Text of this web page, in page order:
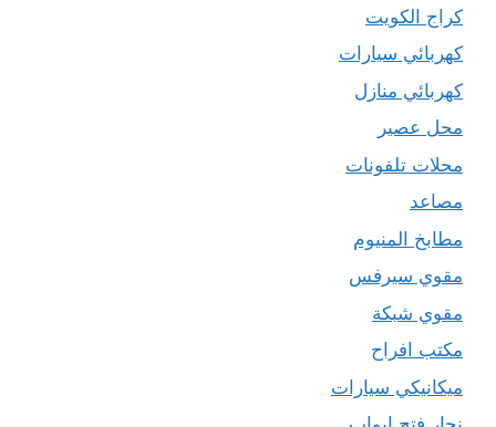
كراج الكويت
كهربائي سيارات
كهربائي منازل
محل عصير
محلات تلفونات
مصاعد
مطابخ المنيوم
مقوي سيرفس
مقوي شبكة
مكتب افراح
ميكانيكي سيارات